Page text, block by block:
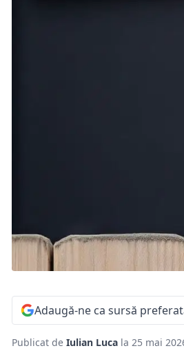
Adaugă-ne ca sursă
Publicat de Iulian Luca la 25 mai